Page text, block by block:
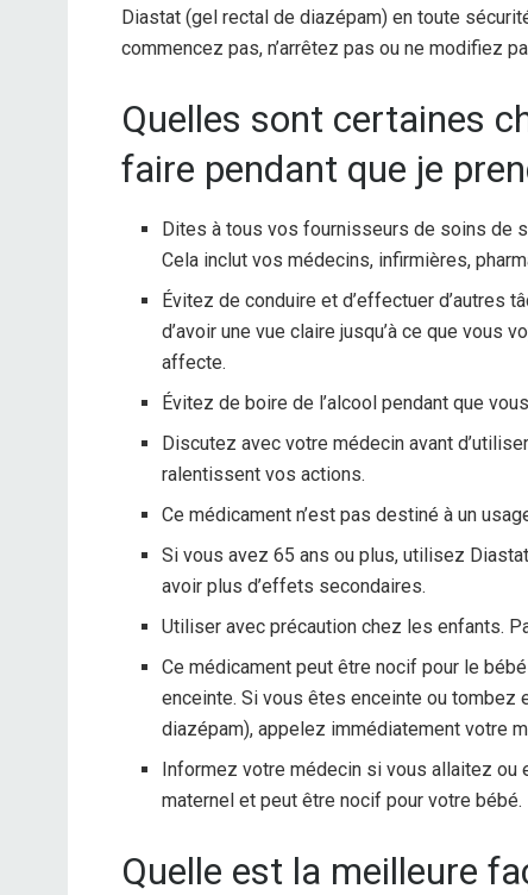
Diastat (gel rectal de diazépam) en toute
commencez pas, n’arrêtez pas ou ne modifiez
Quelles sont certaines
faire pendant que je
Dites à tous vos fournisseurs de soins de
Cela inclut vos médecins, infirmières,
Évitez de conduire et d’effectuer d’autres
d’avoir une vue claire jusqu’à ce que vous
affecte.
Évitez de boire de l’alcool pendant que
Discutez avec votre médecin avant
ralentissent vos actions.
Ce médicament n’est pas destiné à un
Si vous avez 65 ans ou plus, utilisez
avoir plus d’effets secondaires.
Utiliser avec précaution chez les enfants.
Ce médicament peut être nocif pour le
enceinte. Si vous êtes enceinte ou tombez
diazépam), appelez immédiatement votre
Informez votre médecin si vous allaitez ou
maternel et peut être nocif pour votre bébé.
Quelle est la meilleure